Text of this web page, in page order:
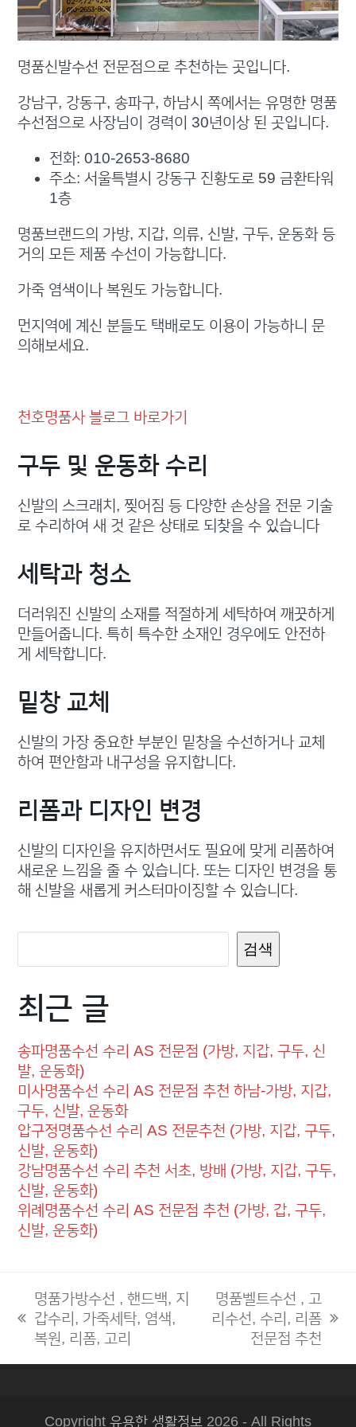
명품신발수선 전문점으로 추천하는 곳입니다.
강남구, 강동구, 송파구, 하남시 쪽에서는 유명한 명품
수선점으로 사장님이 경력이 30년이상 된 곳입니다.
전화: 010-2653-8680
주소: 서울특별시 강동구 진황도로 59 금환타워
1층
명품브랜드의 가방, 지갑, 의류, 신발, 구두, 운동화 등
거의 모든 제품 수선이 가능합니다.
가죽 염색이나 복원도 가능합니다.
먼지역에 계신 분들도 택배로도 이용이 가능하니 문
의해보세요.
천호명품사 블로그 바로가기
구두 및 운동화 수리
신발의 스크래치, 찢어짐 등 다양한 손상을 전문 기술
로 수리하여 새 것 같은 상태로 되찾을 수 있습니다
세탁과 청소
더러워진 신발의 소재를 적절하게 세탁하여 깨끗하게
만들어줍니다. 특히 특수한 소재인 경우에도 안전하
게 세탁합니다.
밑창 교체
신발의 가장 중요한 부분인 밑창을 수선하거나 교체
하여 편안함과 내구성을 유지합니다.
리폼과 디자인 변경
신발의 디자인을 유지하면서도 필요에 맞게 리폼하여
새로운 느낌을 줄 수 있습니다. 또는 디자인 변경을 통
해 신발을 새롭게 커스터마이징할 수 있습니다.
검색
최근 글
송파명품수선 수리 AS 전문점 (가방, 지갑, 구두, 신
발, 운동화)
미사명품수선 수리 AS 전문점 추천 하남-가방, 지갑,
구두, 신발, 운동화
압구정명품수선 수리 AS 전문추천 (가방, 지갑, 구두,
신발, 운동화)
강남명품수선 수리 추천 서초, 방배 (가방, 지갑, 구두,
신발, 운동화)
위례명품수선 수리 AS 전문점 추천 (가방, 갑, 구두,
신발, 운동화)
previous
post:
명품가방수선 , 핸드백, 지
갑수리, 가죽세탁, 염색,
복원, 리폼, 고리
next
명품벨트수선 , 고
리수선, 수리, 리폼
전문점 추천
Copyright 유용한 생활정보 2026 - All Rights